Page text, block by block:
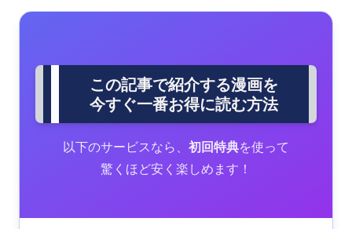
この記事で紹介する漫画を
今すぐ一番お得に読む方法
以下のサービスなら、 初回特典を使って
驚くほど安く楽しめます！